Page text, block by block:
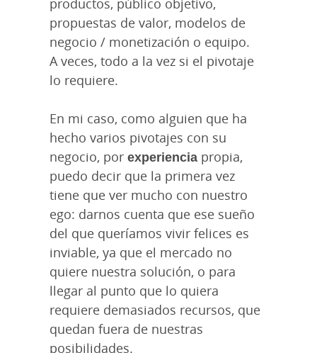
productos, público objetivo,
propuestas de valor, modelos de
negocio / monetización o equipo.
A veces, todo a la vez si el pivotaje
lo requiere.
En mi caso, como alguien que ha
hecho varios pivotajes con su
negocio, por experiencia propia,
puedo decir que la primera vez
tiene que ver mucho con nuestro
ego: darnos cuenta que ese sueño
del que queríamos vivir felices es
inviable, ya que el mercado no
quiere nuestra solución, o para
llegar al punto que lo quiera
requiere demasiados recursos, que
quedan fuera de nuestras
posibilidades.